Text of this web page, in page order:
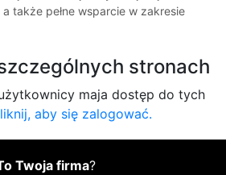
także pełne wsparcie w zakresie
stronach
maja dostęp do tych
aby się zalogować.
Twoja firma?